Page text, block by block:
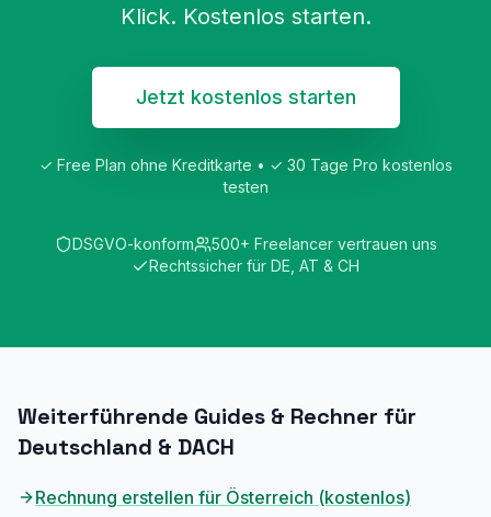
Klick. Kostenlos starten.
Jetzt kostenlos starten
✓ Free Plan ohne Kreditkarte • ✓ 30 Tage Pro kostenlos
testen
DSGVO-konform
500+ Freelancer vertrauen uns
Rechtssicher für DE, AT & CH
Weiterführende Guides & Rechner für
Deutschland & DACH
Rechnung erstellen für Österreich (kostenlos)